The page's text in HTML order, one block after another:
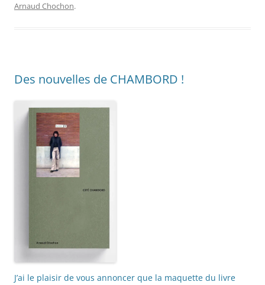
Arnaud Chochon.
Des nouvelles de CHAMBORD !
J’ai le plaisir de vous annoncer que la maquette du livre